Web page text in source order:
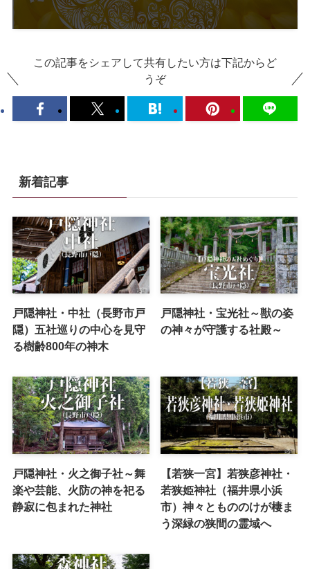
この記事をシェアして共有したい方は下記からど
うぞ
新着記事
戸隠神社・中社（長野市戸
隠）五社巡りの中心を見守
る樹齢800年の神木
戸隠神社・宝光社～獣の姿
の神々が守護する社殿～
戸隠神社・火之御子社～舞
楽や芸能、火防の神を祀る
静寂に包まれた神社
【若狭一宮】若狭彦神社・
若狭姫神社（福井県小浜
市）神々ともののけが棲ま
う深緑の狭間の霊域へ